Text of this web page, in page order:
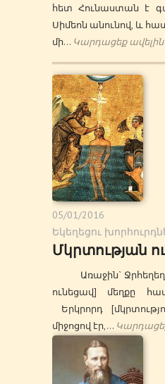
հետ Հունաստան է
Սիմեոն անունով, և
մի… Կարդացեք ավելին
05/01/2016
Եկեղեցու
Մկրտության
Առաջին` Ջրհեղեղի
ունեցավ] մեղքը
Երկրորդ
միջոցով էր,…